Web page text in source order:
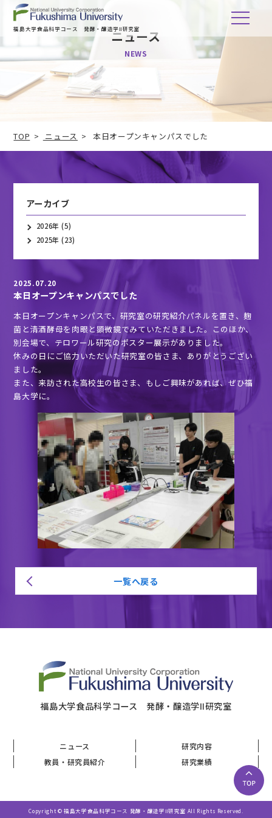
福島大学食品科学コース 発酵・醸造学Ⅱ研究室
ニュース
NEWS
TOP ニュース 本日オープンキャンパスでした
2025.07.20
本日オープンキャンパスでした
本日オープンキャンパスで、研究室の研究紹介パネルを置き、麹
菌と清酒酵母を肉眼と顕微鏡でみていただきました。このほか、
別会場で、テロワール研究のポスター展示がありました。
休みの日にご協力いただいた研究室の皆さま、ありがとうござい
ました。
また、来訪された高校生の皆さま、もしご興味があれば、ぜひ福
島大学に。
一覧へ戻る
アーカイブ
2026年 (5)
2025年 (23)
福島大学食品科学コース 発酵・醸造学Ⅱ研究室
ニュース
研究内容
教員・研究員紹介
研究業績
Copyright © 福島大学食品科学コース 発酵・醸造学Ⅱ研究室 All Rights Reserved.